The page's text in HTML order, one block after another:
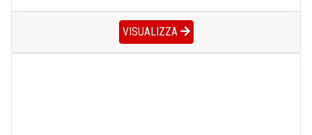
VISUALIZZA